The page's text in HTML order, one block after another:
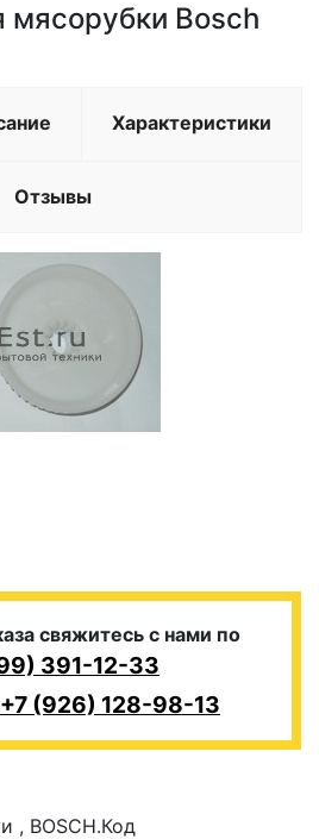
Bosch
Характеристики
Отзывы
свяжитесь с нами по
391-12-33
+7 (926) 128-98-13
, BOSCH.Код